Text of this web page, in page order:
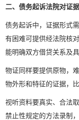
二、债务起诉法院对证
债务起诉中，证据形式
有困难可提供经法院核
能明确双方借贷关系及具
物证同样要提供原物，
物外形和特征的证据，
视听资料要真实、合法
禁止性规定的方法录制